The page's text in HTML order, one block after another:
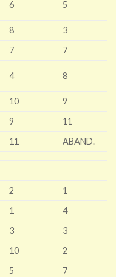
6 5
8
3
7 7
4 8
10
9
9
11
11 ABAND.
2
1
1
4
3
3
10
2
5
7